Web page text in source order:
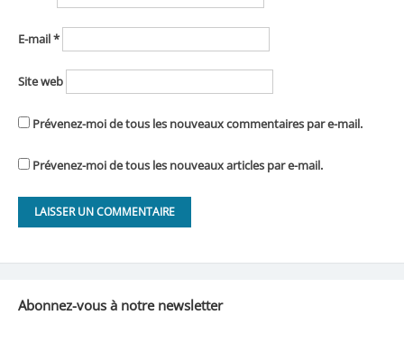
E-mail*
Site web
Prévenez-moi de tous les nouveaux commentaires par e-mail.
Prévenez-moi de tous les nouveaux articles par e-mail.
Abonnez-vous à notre newsletter